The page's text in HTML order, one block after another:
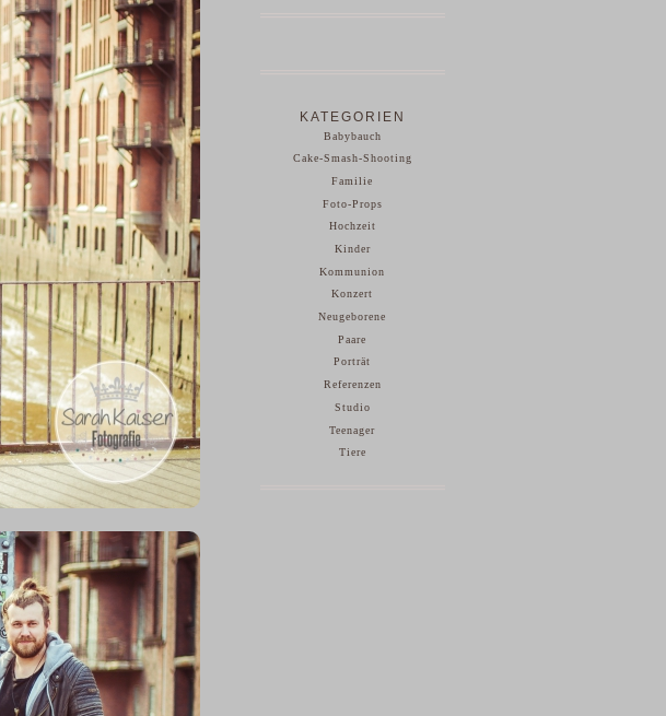
KATEGORIEN
Babybauch
Cake-Smash-Shooting
Familie
Foto-Props
Hochzeit
Kinder
Kommunion
Konzert
Neugeborene
Paare
Porträt
Referenzen
Studio
Teenager
Tiere